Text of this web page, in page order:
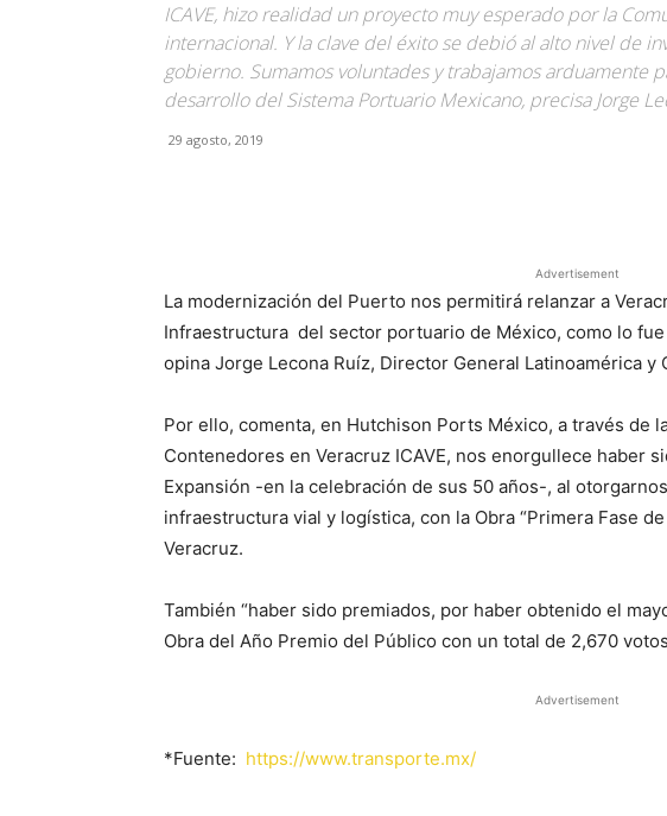
ICAVE, hizo realidad un proyecto muy esperado por la
internacional. Y la clave del éxito se debió al alto nivel de
gobierno. Sumamos voluntades y trabajamos arduamente
desarrollo del Sistema Portuario Mexicano, precisa Jorge
29 agosto, 2019
Advertisement
La modernización del Puerto nos permitirá relanzar a
Infraestructura del sector portuario de México, como lo
opina Jorge Lecona Ruíz, Director General Latinoamérica y
Por ello, comenta, en Hutchison Ports México, a través de
Contenedores en Veracruz ICAVE, nos enorgullece haber
Expansión -en la celebración de sus 50 años-, al
infraestructura vial y logística, con la Obra “Primera Fase
Veracruz.
También “haber sido premiados, por haber obtenido el
Obra del Año Premio del Público con un total de 2,670
Advertisement
*Fuente: https://www.transporte.mx/